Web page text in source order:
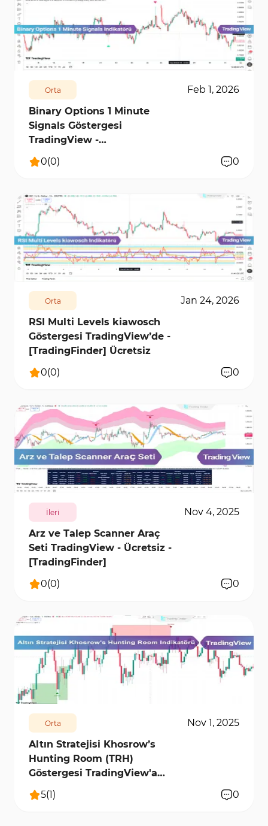
Orta
Feb 1, 2026
Binary Options 1 Minute
Signals Göstergesi
TradingView -
[TradingFinder]
0(0) 0
5778 0
Orta
Jan 24, 2026
RSI Multi Levels kiawosch
Göstergesi TradingView’de -
[TradingFinder] Ücretsiz
0(0) 0
9885 1
İleri
Nov 4, 2025
Arz ve Talep Scanner Araç
Seti TradingView - Ücretsiz -
[TradingFinder]
0(0) 0
0
Orta
Nov 1, 2025
Altın Stratejisi Khosrow’s
Hunting Room (TRH)
Göstergesi TradingView'a
Ekleme
5(1) 0